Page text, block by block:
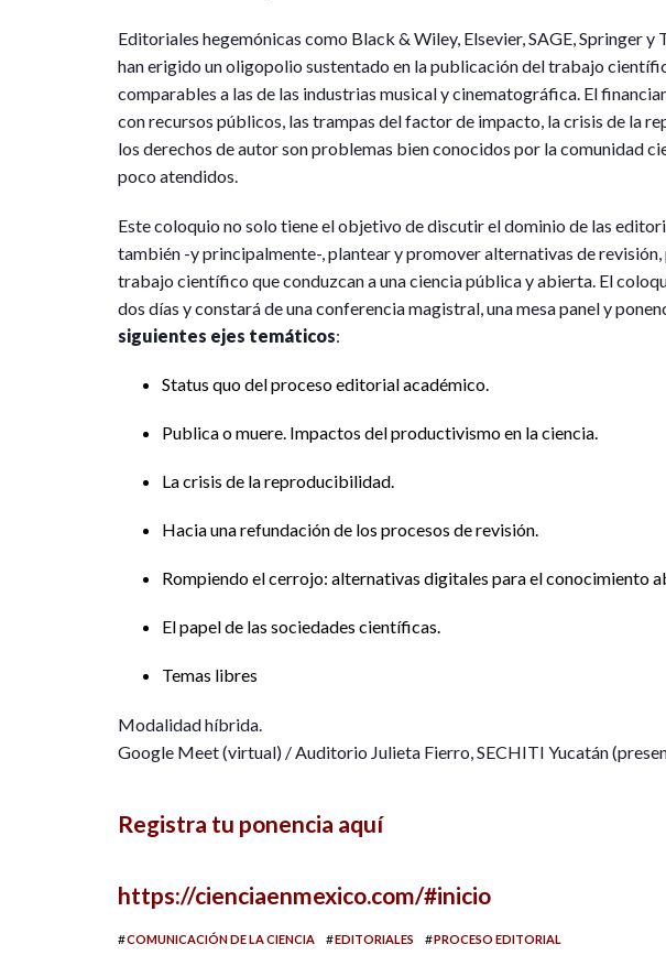
Editoriales hegemónicas como Black & Wiley, Elsevier, SAGE, Springer y
han erigido un oligopolio sustentado en la publicación del trabajo
comparables a las de las industrias musical y cinematográfica. El
con recursos públicos, las trampas del factor de impacto, la crisis de la
los derechos de autor son problemas bien conocidos por la comunidad
poco atendidos.
Este coloquio no solo tiene el objetivo de discutir el dominio de las
también -y principalmente-, plantear y promover alternativas de
trabajo científico que conduzcan a una ciencia pública y abierta. El
dos días y constará de una conferencia magistral, una mesa panel y
siguientes ejes temáticos:
Status quo del proceso editorial académico.
Publica o muere. Impactos del productivismo en la ciencia.
La crisis de la reproducibilidad.
Hacia una refundación de los procesos de revisión.
Rompiendo el cerrojo: alternativas digitales para el conocimiento
El papel de las sociedades científicas.
Temas libres
Modalidad híbrida.
Google Meet (virtual) / Auditorio Julieta Fierro, SECHITI Yucatán
Registra tu ponencia aquí
https://cienciaenmexico.com/#inicio
#COMUNICACIÓN DE LA CIENCIA #EDITORIALES #PROCESO EDITORIAL